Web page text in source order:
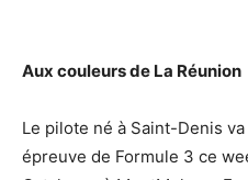
Aux couleurs de La Réunion
Le pilote né à Saint-Denis
épreuve de Formule 3 ce